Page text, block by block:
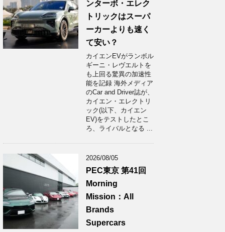
ンターボ・エレク
トリックはスーパ
ーカーよりも速く
て安い？
カイエンEVがランボル
ギーニ・レヴエルトを
も上回る驚異の加速性
能を記録 海外メディア
のCar and Driver誌が、
カイエン・エレクトリ
ック(以下、カイエン
EV)をテストしたとこ
ろ、ライバルとなる ...
2026/08/05
PEC東京 第41回
Morning
Mission：All
Brands
Supercars